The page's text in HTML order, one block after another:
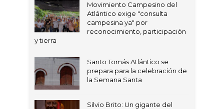
Movimiento Campesino del
Atlántico exige "consulta
campesina ya" por
reconocimiento, participación
y tierra
Santo Tomás Atlántico se
prepara para la celebración de
la Semana Santa
Silvio Brito: Un gigante del